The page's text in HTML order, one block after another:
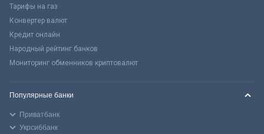
Тарифы на газ
Конвертер валют
Кредит онлайн
Народный рейтинг банков
Мониторинг обменников криптовалют
Популярные банки
Приватбанк
Укрсиббанк